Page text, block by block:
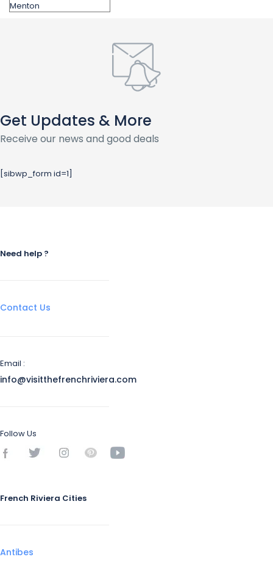
Get Updates & More
Receive our news and good deals
[sibwp_form id=1]
Need help ?
Contact Us
Email :
info@visitthefrenchriviera.com
Follow Us
French Riviera Cities
Antibes